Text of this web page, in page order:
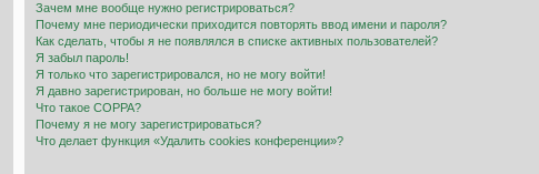
Зачем мне вообще нужно регистрироваться?
Почему мне периодически приходится повторять ввод имени и пароля?
Как сделать, чтобы я не появлялся в списке активных пользователей?
Я забыл пароль!
Я только что зарегистрировался, но не могу войти!
Я давно зарегистрирован, но больше не могу войти!
Что такое COPPA?
Почему я не могу зарегистрироваться?
Что делает функция «Удалить cookies конференции»?